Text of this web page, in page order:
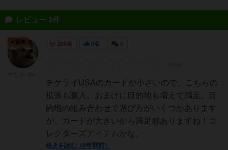
レビュー 1件
200名 0名
チケライUSAのカードが小さいので、こちらの
拡張も購入。おまけに目的地も増えて満足。目
的地の組み合わせで遊び方がいくつかあります
が、カードが大きいから満足感ありますね！コ
レクターズアイテムかな。
続きを読む（6年弱前）
大賢者